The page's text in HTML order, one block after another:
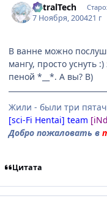
AstralTech
7 Ноября, 200421 г
В ванне можно
мангу, просто уснуть
пеной *__*. А вы? B)
Жили - были три
[sci-Fi Hentai] team
Добро пожаловать в
Цитата